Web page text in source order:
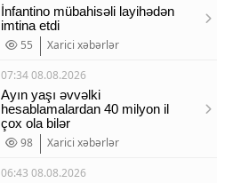
İnfantino mübahisəli layihədən
imtina etdi
55
Xarici xəbərlər
07:34 08.08.2026
Ayın yaşı əvvəlki
hesablamalardan 40 milyon il
çox ola bilər
98
Xarici xəbərlər
06:43 08.08.2026